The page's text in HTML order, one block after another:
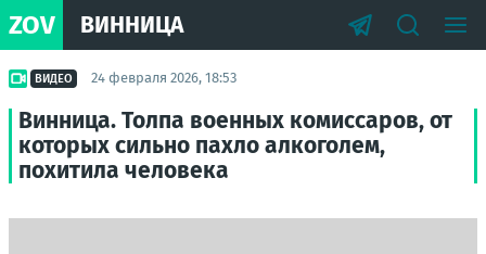
ZOV ВИННИЦА
ВИДЕО 24 февраля 2026, 18:53
Винница. Толпа военных комиссаров, от
которых сильно пахло алкоголем,
похитила человека